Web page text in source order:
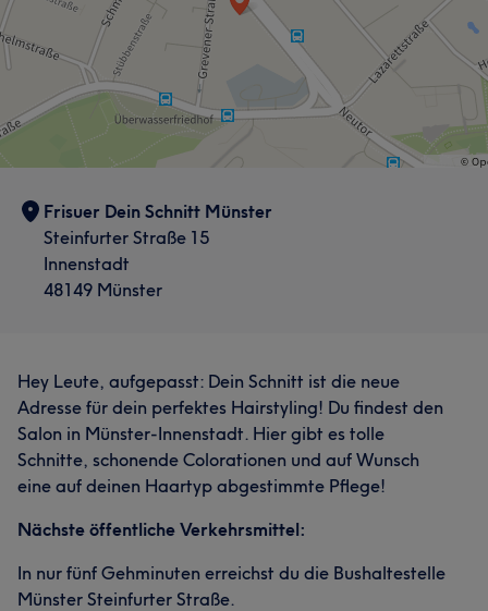
Frisuer Dein Schnitt Münster
Steinfurter Straße 15
Innenstadt
48149 Münster
Hey Leute, aufgepasst: Dein Schnitt ist die neue
Adresse für dein perfektes Hairstyling! Du findest den
Salon in Münster-Innenstadt. Hier gibt es tolle
Schnitte, schonende Colorationen und auf Wunsch
eine auf deinen Haartyp abgestimmte Pflege!
Nächste öffentliche Verkehrsmittel:
In nur fünf Gehminuten erreichst du die Bushaltestelle
Münster Steinfurter Straße.